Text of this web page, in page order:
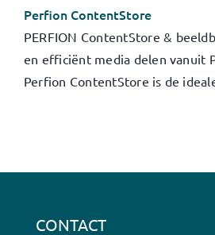
Zoeken
naar:
Perfion ContentStore
PERFION ContentStore &
en efficiënt media delen vanuit
Perfion ContentStore is de ideale
CONTACT